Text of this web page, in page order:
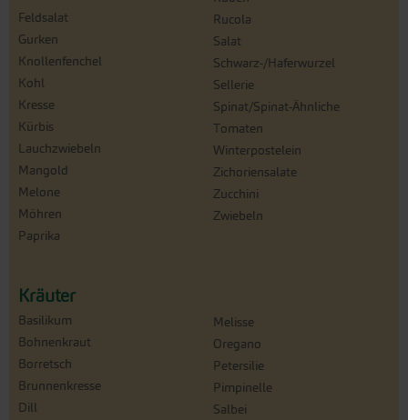
Feldsalat
Gurken
Knollenfenchel
Kohl
Kresse
Kürbis
Lauchzwiebeln
Mangold
Melone
Möhren
Paprika
Rucola
Salat
Schwarz-/Haferwurzel
Sellerie
Spinat/Spinat-Ähnliche
Tomaten
Winterpostelein
Zichoriensalate
Zucchini
Zwiebeln
Kräuter
Basilikum
Bohnenkraut
Borretsch
Brunnenkresse
Dill
Melisse
Oregano
Petersilie
Pimpinelle
Salbei